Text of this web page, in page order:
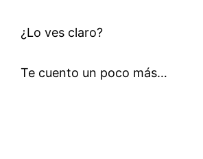
¿Lo ves claro?
Te cuento un poco más…